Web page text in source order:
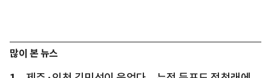
많이 본 뉴스